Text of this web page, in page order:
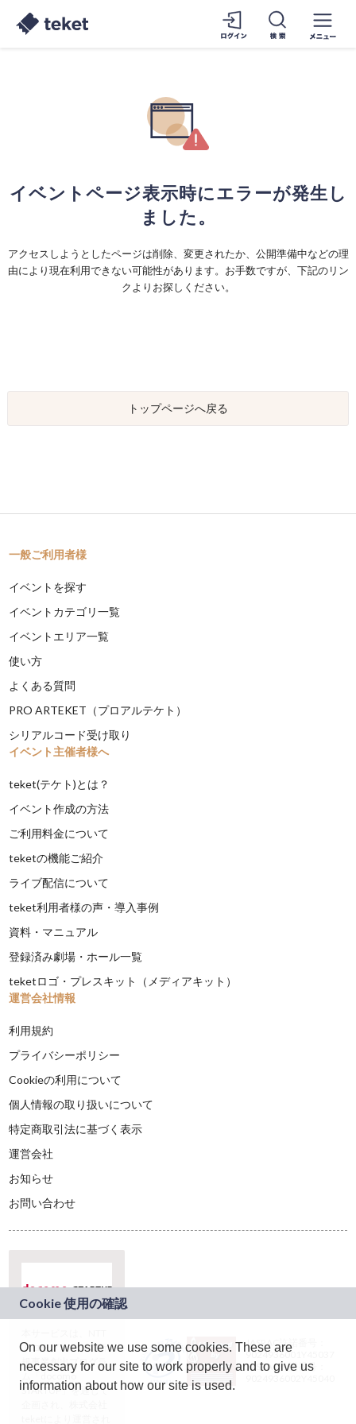
イベントページ表示時にエラーが発生し
ました。
アクセスしようとしたページは削除、変更されたか、公開準備中などの理
由により現在利用できない可能性があります。お手数ですが、下記のリン
クよりお探しください。
トップページへ戻る
一般ご利用者様
イベントを探す
イベントカテゴリ一覧
イベントエリア一覧
使い方
よくある質問
PRO ARTEKET（プロアルテケト）
シリアルコード受け取り
イベント主催者様へ
teket(テケト)とは？
イベント作成の方法
ご利用料金について
teketの機能ご紹介
ライブ配信について
teket利用者様の声・導入事例
資料・マニュアル
登録済み劇場・ホール一覧
teketロゴ・プレスキット（メディアキット）
運営会社情報
利用規約
プライバシーポリシー
Cookieの利用について
個人情報の取り扱いについて
特定商取引法に基づく表示
運営会社
お知らせ
お問い合わせ
ドコモグループの新
規事業創出プログラ
ム「docomo
STARTUP」を通じて
JASRAC許諾番号：
9024936001Y45037
JASRAC許諾番号：
On our website we use some cookies. These are
necessary for our site to work properly and to give us
information about how our site is used.